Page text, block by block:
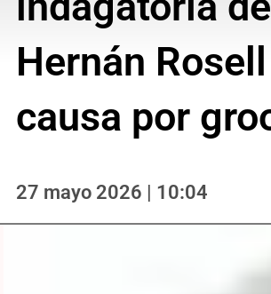
Hernán
causa por
27 mayo 2026 | 10:04